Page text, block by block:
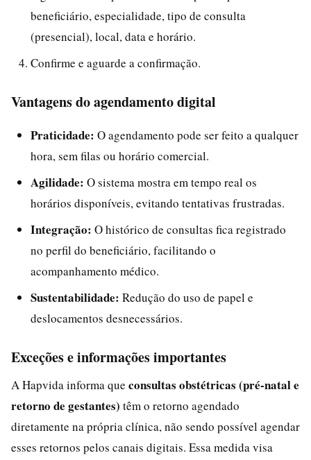
beneficiário, especialidade, tipo de consulta
(presencial), local, data e horário.
Confirme e aguarde a confirmação.
Vantagens do agendamento digital
Praticidade: O agendamento pode ser feito a qualquer
hora, sem filas ou horário comercial.
Agilidade: O sistema mostra em tempo real os
horários disponíveis, evitando tentativas frustradas.
Integração: O histórico de consultas fica registrado
no perfil do beneficiário, facilitando o
acompanhamento médico.
Sustentabilidade: Redução do uso de papel e
deslocamentos desnecessários.
Exceções e informações importantes
A Hapvida informa que consultas obstétricas (pré-natal e
retorno de gestantes) têm o retorno agendado
diretamente na própria clínica, não sendo possível agendar
esses retornos pelos canais digitais. Essa medida visa